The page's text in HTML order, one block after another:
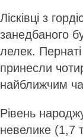
Лісківці з
занедбаного
лелек.
принесли
найближчим
Рівень
невелике (1,7